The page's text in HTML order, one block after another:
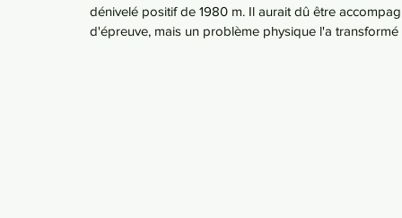
dénivelé positif de 1980 m. Il aurait dû être
d'épreuve, mais un problème physique l'a